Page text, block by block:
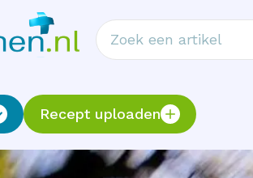
Recept uploaden